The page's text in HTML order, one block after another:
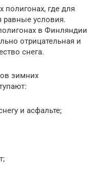
полигонах, где для
равные условия.
в Финляндии
отрицательная и
снега.
зимних
и асфальте;